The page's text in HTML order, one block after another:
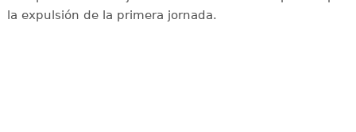
la expulsión de la primera jornada.